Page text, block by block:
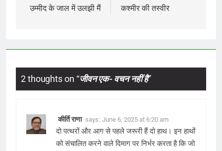
navigation
उम्मीद के जाल में उलझी मैं
कश्मीर की तस्वीर
2 thoughts on “जीवन एक- वचन नहीं है”
कीर्ति राणा says: June 6, 2025 at 6:20 am
दो पत्थरों और आग से पहले जरूरी हैं दो हाथ। इन हाथों
को संचालित करने वाले दिमाग पर निर्भर करता है कि जो